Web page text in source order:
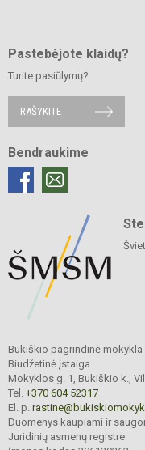
Pastebėjote klaidų?
Turite pasiūlymų?
RAŠYKITE
Bendraukime
Bukiškio pagrindinė mokykla
Biudžetinė įstaiga
Mokyklos g. 1, Bukiškio k.,
Tel. +370 604 52317
El. p.
Duomenys kaupiami ir
Juridinių asmenų registre